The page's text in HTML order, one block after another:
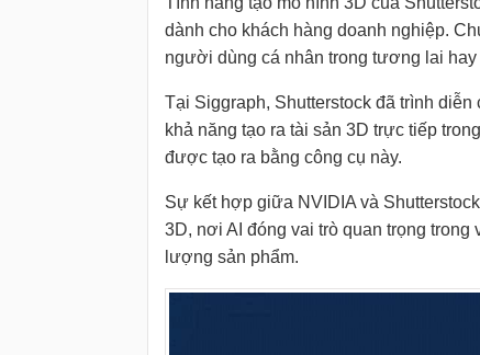
dành cho khách hàng doanh nghiệp.
người dùng cá nhân trong tương lai hay
Tại Siggraph, Shutterstock đã trình
khả năng tạo ra tài sản 3D trực tiếp
được tạo ra bằng công cụ này.
Sự kết hợp giữa NVIDIA và
3D, nơi AI đóng vai trò quan trọng
lượng sản phẩm.